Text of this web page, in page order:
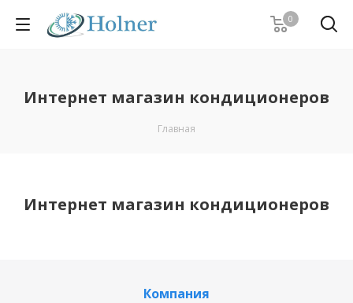
0
Интернет магазин кондиционеров
Главная
Интернет магазин кондиционеров
Компания